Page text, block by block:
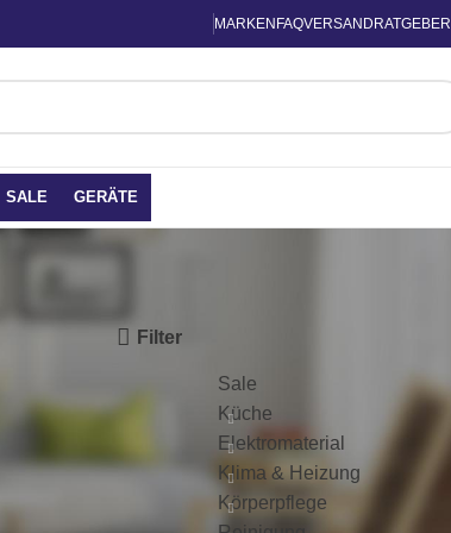
MARKEN FAQVERSAND RATGEBER
SALE GERÄTE
Filter
Sale
Küche
Elektromaterial
Klima & Heizung
Körperpflege